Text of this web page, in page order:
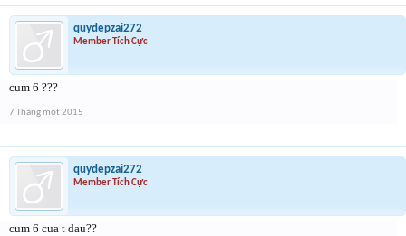
quydepzai272
Member Tích Cực
cum 6 ???
7 Tháng một 2015
quydepzai272
Member Tích Cực
cum 6 cua t dau??